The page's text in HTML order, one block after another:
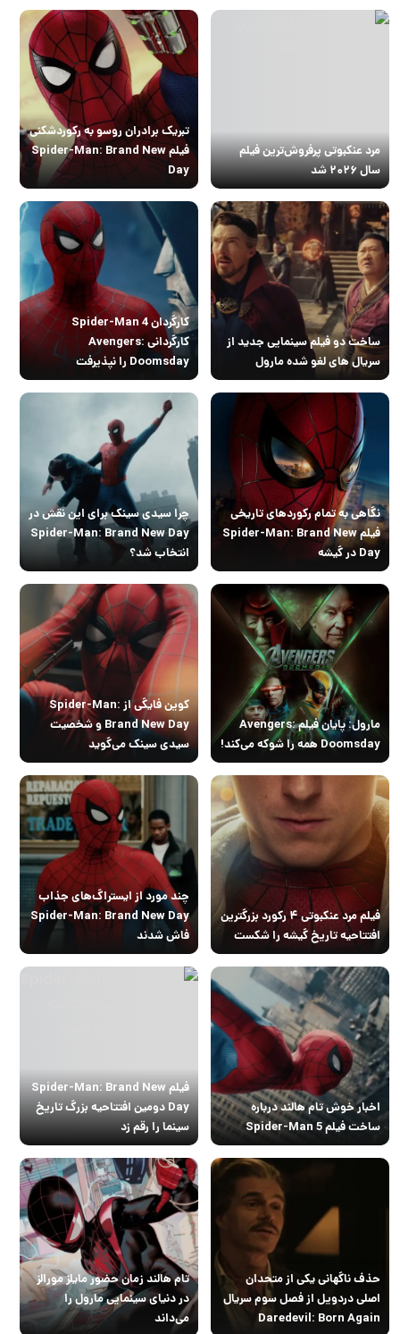
مرد عنکبوتی پرفروش‌ترین فیلم
سال ۲۰۲۶ شد
تبریک برادران روسو به رکوردشکنی
فیلم Spider-Man: Brand New
Day
ساخت دو فیلم سینمایی جدید از
سریال های لغو شده مارول
کارگردان Spider-Man 4
کارگردانی Avengers:
Doomsday را نپذیرفت
نگاهی به تمام رکوردهای تاریخی
فیلم Spider-Man: Brand New
Day در گیشه
چرا سیدی سینک برای این نقش در
Spider-Man: Brand New Day
انتخاب شد؟
مارول: پایان فیلم Avengers:
Doomsday همه را شوکه می‌کند!
کوین فایگی از Spider-Man:
Brand New Day و شخصیت
سیدی سینک می‌گوید
فیلم مرد عنکبوتی ۴ رکورد بزرگترین
افتتاحیه تاریخ گیشه را شکست
چند مورد از ایستراگ‌های جذاب
Spider-Man: Brand New Day
فاش شدند
اخبار خوش تام هالند درباره
ساخت فیلم Spider-Man 5
فیلم Spider-Man: Brand New
Day دومین افتتاحیه بزرگ تاریخ
سینما را رقم زد
حذف ناگهانی یکی از متحدان
اصلی دردویل از فصل سوم سریال
Daredevil: Born Again
تام هالند زمان حضور مایلز مورالز
در دنیای سینمایی مارول را
می‌داند